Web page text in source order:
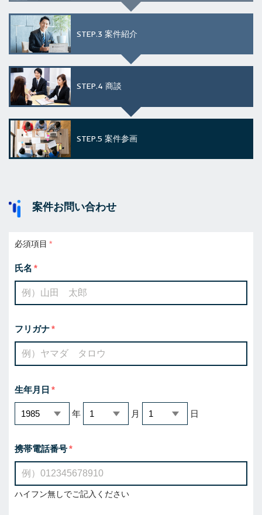
STEP.3 案件紹介
STEP.4 商談
STEP.5 案件参画
案件お問い合わせ
必須項目
氏名
フリガナ
生年月日
年 月 日
携帯電話番号
ハイフン無しでご記入ください